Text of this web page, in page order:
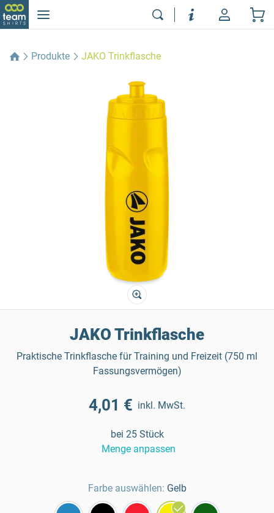
Produkte JAKO Trinkflasche
JAKO Trinkflasche
Praktische Trinkflasche für Training und Freizeit (750 ml
Fassungsvermögen)
4,01 € inkl. MwSt.
bei 25 Stück
Menge anpassen
Farbe auswählen: Gelb